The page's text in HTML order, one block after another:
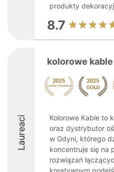
produkty
8.7
Laureaci
kolorowe kable
Kolorowe Kable to
oraz dystrybutor
w Gdyni, którego
koncentruje się na
rozwiązań
kreatywnym